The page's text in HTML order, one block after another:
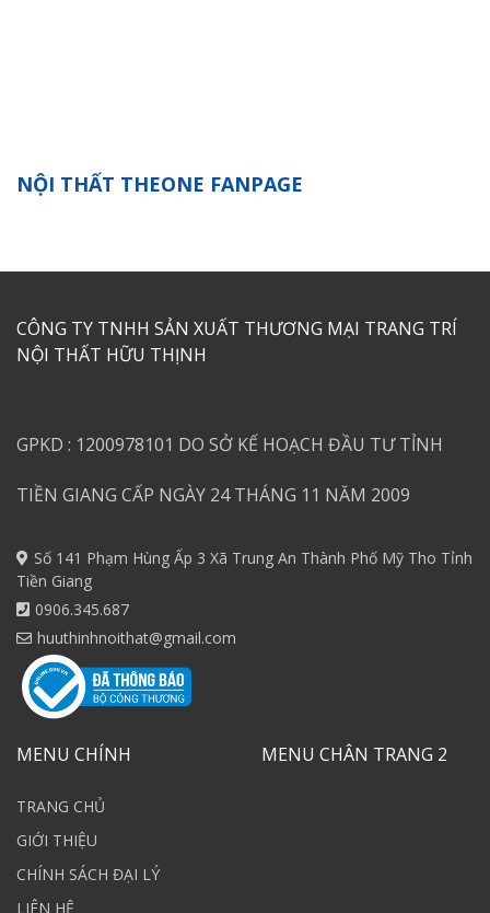
NỘI THẤT THEONE FANPAGE
CÔNG TY TNHH SẢN XUẤT THƯƠNG MẠI TRANG TRÍ
NỘI THẤT HỮU THỊNH
GPKD : 1200978101 DO SỞ KẾ HOẠCH ĐẦU TƯ TỈNH
TIỀN GIANG CẤP NGÀY 24 THÁNG 11 NĂM 2009
Số 141 Phạm Hùng Ấp 3 Xã Trung An Thành Phố Mỹ Tho Tỉnh
Tiền Giang
0906.345.687
huuthinhnoithat@gmail.com
MENU CHÍNH
TRANG CHỦ
GIỚI THIỆU
CHÍNH SÁCH ĐẠI LÝ
LIÊN HỆ
MENU CHÂN TRANG 2